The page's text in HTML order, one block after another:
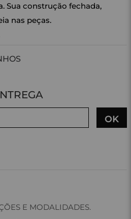
Sua construção fechada,
nas peças.
E MODALIDADES.